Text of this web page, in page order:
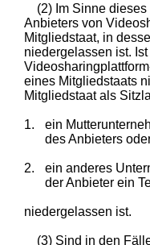
(2) Im Sinne
Anbieters von
Mitgliedstaat, in
niedergelassen ist.
eines Mitgliedstaats
Mitgliedstaat als
1.
ein
des Anbieters
2.
ein anderes
der Anbieter ein
niedergelassen ist.
(3) Sind in den